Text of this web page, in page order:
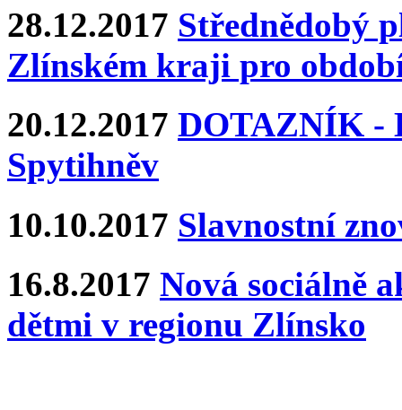
28.12.2017 Střednědobý
Zlínském kraji pro
20.12.2017 DOTAZNÍK -
Spytihněv
10.10.2017 Slavnostní
16.8.2017 Nová sociálně
dětmi v regionu Zlínsko